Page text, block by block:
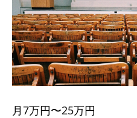
月7万円〜25万円